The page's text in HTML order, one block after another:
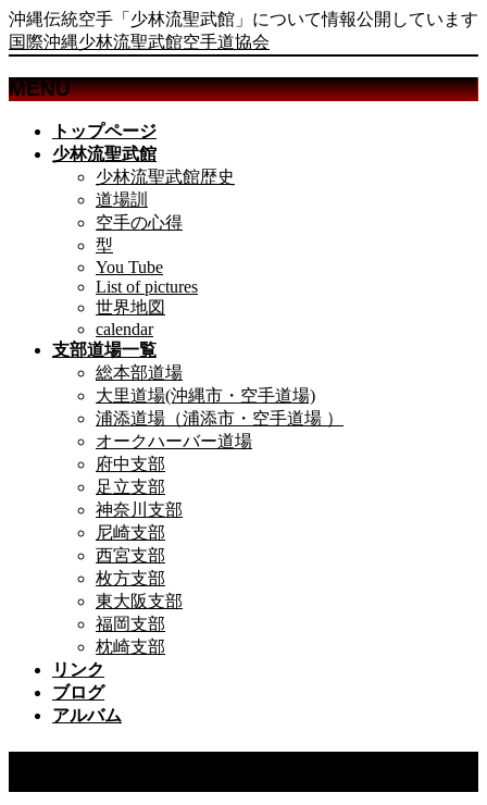
沖縄伝統空手「少林流聖武館」について情報公開しています
国際沖縄少林流聖武館空手道協会
MENU
トップページ
少林流聖武館
少林流聖武館歴史
道場訓
空手の心得
型
You Tube
List of pictures
世界地図
calendar
支部道場一覧
総本部道場
大里道場(沖縄市・空手道場)
浦添道場（浦添市・空手道場 ）
オークハーバー道場
府中支部
足立支部
神奈川支部
尼崎支部
西宮支部
枚方支部
東大阪支部
福岡支部
枕崎支部
リンク
ブログ
アルバム